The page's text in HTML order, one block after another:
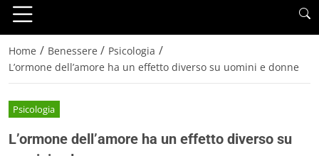
Home / Benessere / Psicologia /
L’ormone dell’amore ha un effetto diverso su uomini e donne
Psicologia
L’ormone dell’amore ha un effetto diverso su